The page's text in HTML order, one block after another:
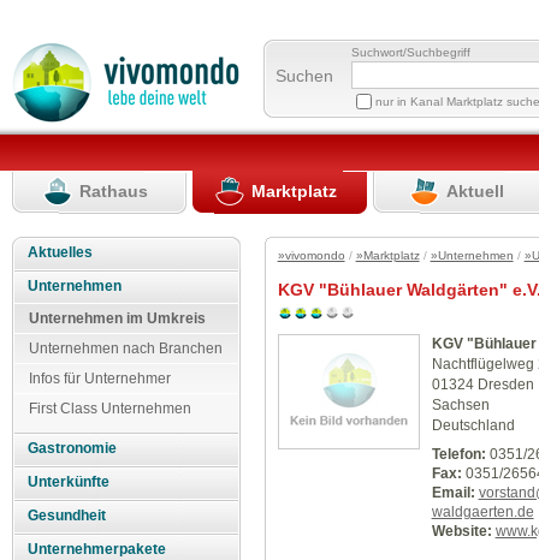
Suchen
Suchwort/Suchbegriff
nur in Kanal Marktplatz
Rathaus Marktplatz Aktuell
Aktuelles
Unternehmen
Unternehmen im Umkreis
Unternehmen nach Branchen
Infos für Unternehmer
First Class Unternehmen
Gastronomie
Unterkünfte
Gesundheit
Unternehmerpakete
»vivomondo / »Marktplatz/ »Unternehmen /
KGV "Bühlauer Waldgärten"
KGV
Nachtflügelweg
01324 Dresden
Sachsen
Deutschland
Telefon: 0351/
Fax: 0351/
Email:
waldgaerten.de
Website: